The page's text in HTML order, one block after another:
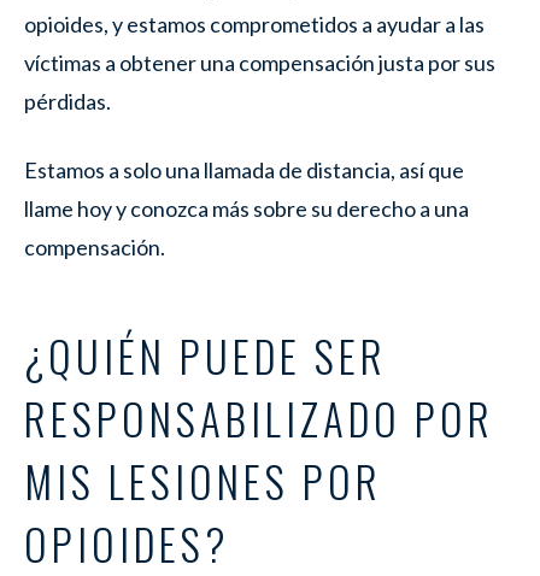
opioides, y estamos comprometidos a ayudar a las
víctimas a obtener una compensación justa por sus
pérdidas.
Estamos a solo una llamada de distancia, así que
llame hoy y conozca más sobre su derecho a una
compensación.
¿QUIÉN PUEDE SER
RESPONSABILIZADO POR
MIS LESIONES POR
OPIOIDES?